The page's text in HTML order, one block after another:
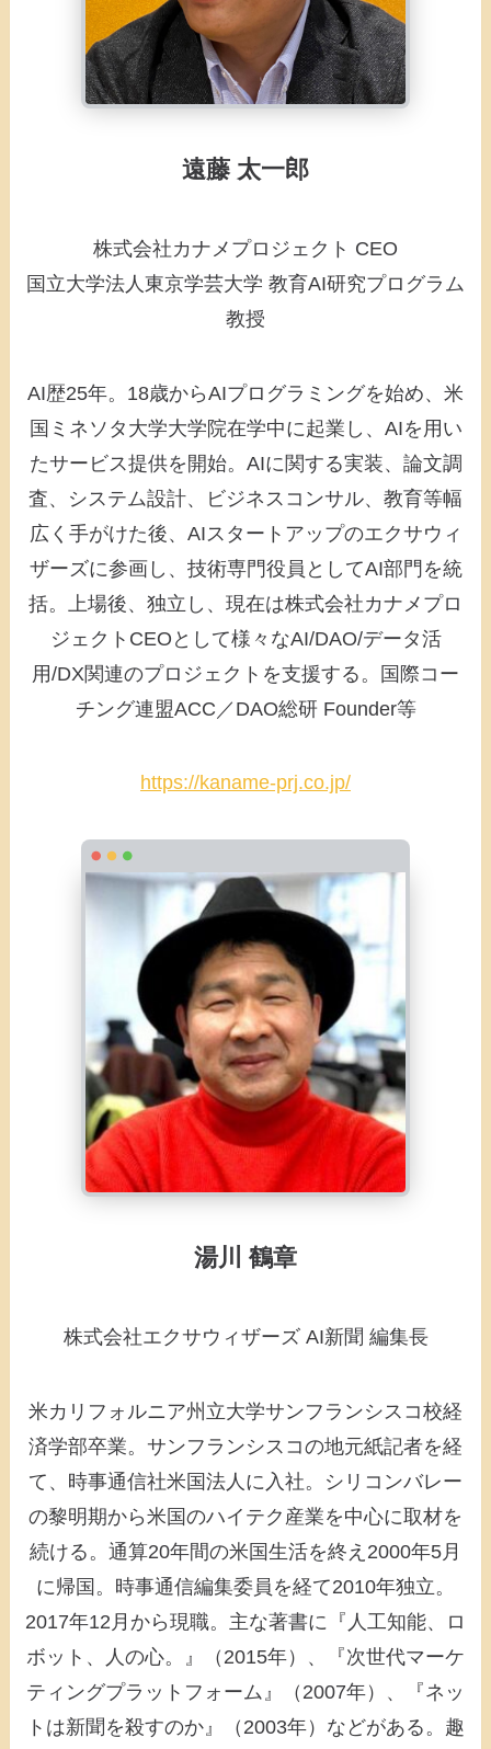
遠藤 太一郎
株式会社カナメプロジェクト CEO
国立大学法人東京学芸大学 教育AI研究プログラム
教授
AI歴25年。18歳からAIプログラミングを始め、米
国ミネソタ大学大学院在学中に起業し、AIを用い
たサービス提供を開始。AIに関する実装、論文調
査、システム設計、ビジネスコンサル、教育等幅
広く手がけた後、AIスタートアップのエクサウィ
ザーズに参画し、技術専門役員としてAI部門を統
括。上場後、独立し、現在は株式会社カナメプロ
ジェクトCEOとして様々なAI/DAO/データ活
用/DX関連のプロジェクトを支援する。国際コー
チング連盟ACC／DAO総研 Founder等
https://kaname-prj.co.jp/
湯川 鶴章
株式会社エクサウィザーズ AI新聞 編集長
米カリフォルニア州立大学サンフランシスコ校経
済学部卒業。サンフランシスコの地元紙記者を経
て、時事通信社米国法人に入社。シリコンバレー
の黎明期から米国のハイテク産業を中心に取材を
続ける。通算20年間の米国生活を終え2000年5月
に帰国。時事通信編集委員を経て2010年独立。
2017年12月から現職。主な著書に『人工知能、ロ
ボット、人の心。』（2015年）、『次世代マーケ
ティングプラットフォーム』（2007年）、『ネッ
トは新聞を殺すのか』（2003年）などがある。趣